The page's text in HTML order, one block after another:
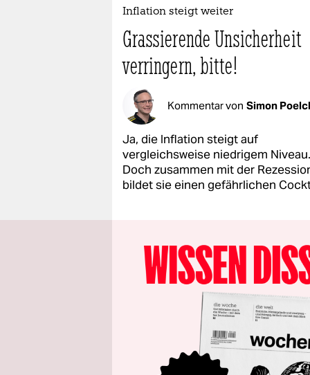
Inflation steigt weiter
Grassierende Unsicherheit
verringern, bitte!
Kommentar von Simon
Ja, die Inflation steigt auf
vergleichsweise niedrigem Niveau.
Doch zusammen mit der
bildet sie einen gefährlichen